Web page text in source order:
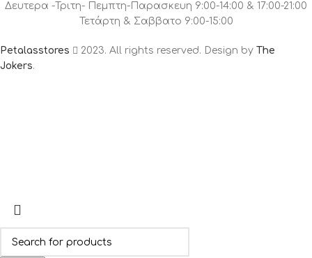
Δευτερα -Τριτη- Πεμπτη-Παρασκευη 9:00-14:00 & 17:00-21:00
Τετάρτη & Σαββατο 9:00-15:00
Petalasstores 2023. All rights reserved. Design by The
Jokers.